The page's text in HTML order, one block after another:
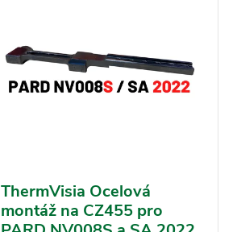
ThermVisia Ocelová
montáž na CZ455 pro